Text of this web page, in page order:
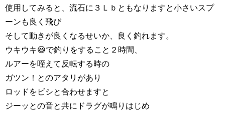
使用してみると、流石に３Ｌｂともなりますと小さいスプ
ーンも良く飛び
そして動きが良くなるせいか、良く釣れます。
ウキウキ😃で釣りをすること２時間、
ルアーを咥えて反転する時の
ガツン！とのアタリがあり
ロッドをビシと合わせますと
ジーッとの音と共にドラグが鳴りはじめ